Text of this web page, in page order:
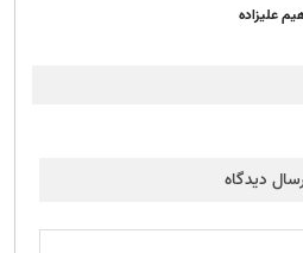
علیزاده
دیدگاه